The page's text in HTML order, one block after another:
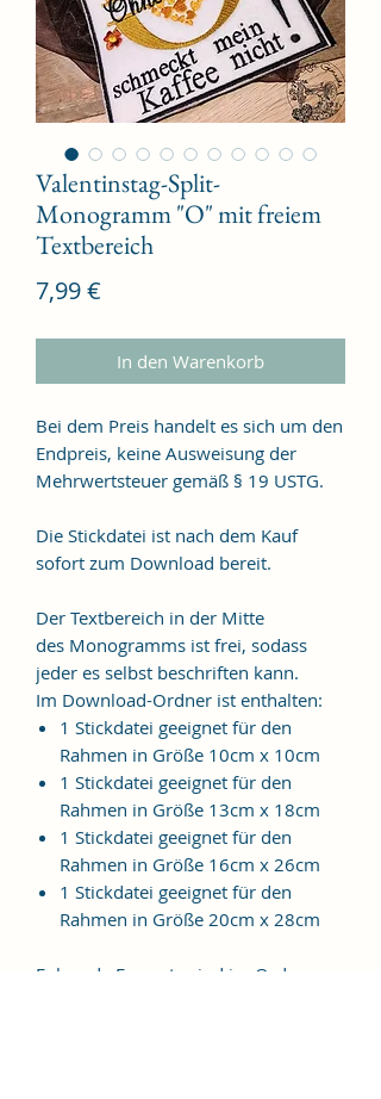
Valentinstag-Split-
Monogramm "O" mit freiem
Textbereich
7,99 €
In den Warenkorb
Bei dem Preis handelt es sich um den
Endpreis, keine Ausweisung der
Mehrwertsteuer gemäß § 19 USTG.
Die Stickdatei ist nach dem Kauf
sofort zum Download bereit.
Der Textbereich in der Mitte
des Monogramms ist frei, sodass
jeder es selbst beschriften kann.
Im Download-Ordner ist enthalten:
1 Stickdatei geeignet für den
Rahmen in Größe 10cm x 10cm
1 Stickdatei geeignet für den
Rahmen in Größe 13cm x 18cm
1 Stickdatei geeignet für den
Rahmen in Größe 16cm x 26cm
1 Stickdatei geeignet für den
Rahmen in Größe 20cm x 28cm
Folgende Formate sind im Ordner